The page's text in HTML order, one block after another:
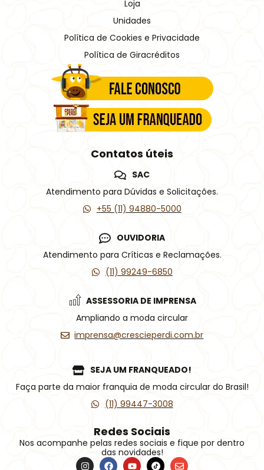
Loja
Unidades
Política de Cookies e Privacidade
Política de Giracréditos
Contatos úteis
SAC
Atendimento para Dúvidas e Solicitações.
+55 (11) 94880-5000
OUVIDORIA
Atendimento para Críticas e Reclamações.
(11) 99249-6850
ASSESSORIA DE IMPRENSA
Ampliando a moda circular
imprensa@crescieperdi.com.br
SEJA UM FRANQUEADO!
Faça parte da maior franquia de moda circular do Brasil!
(11) 99447-3008
Redes Sociais
Nos acompanhe pelas redes sociais e fique por dentro
das novidades!
I F Y Í E